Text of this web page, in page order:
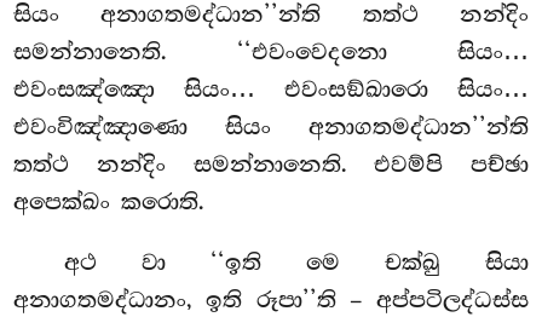
සියං අනාගතමද්ධාන’’න්ති තත්ථ නන්දිං
සමන්නානෙති. ‘‘එවංවෙදනො සියං…
එවංසඤ්ඤො සියං… එවංසඞ්ඛාරො සියං…
එවංවිඤ්ඤාණො සියං අනාගතමද්ධාන’’න්ති
තත්ථ නන්දිං සමන්නානෙති. එවම්පි පච්ඡා
අපෙක්ඛං කරොති.
අථ වා ‘‘ඉති මෙ චක්ඛු සියා
අනාගතමද්ධානං, ඉති රූපා’’ති – අප්පටිලද්ධස්ස